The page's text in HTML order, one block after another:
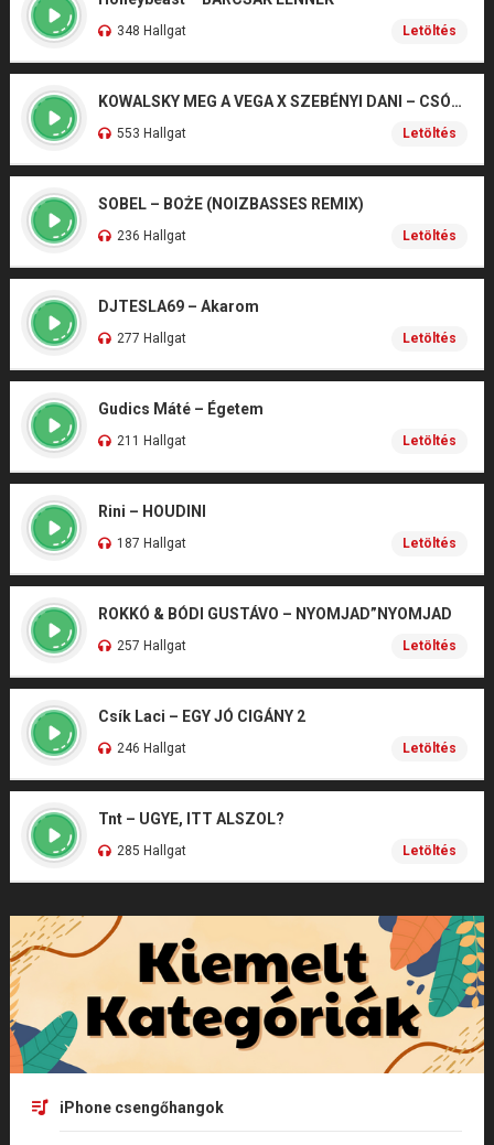
348 Hallgat Letöltés
KOWALSKY MEG A VEGA X SZEBÉNYI DANI – CSÓNAK
553 Hallgat Letöltés
SOBEL – BOŻE (NOIZBASSES REMIX)
236 Hallgat Letöltés
DJTESLA69 – Akarom
277 Hallgat Letöltés
Gudics Máté – Égetem
211 Hallgat Letöltés
Rini – HOUDINI
187 Hallgat Letöltés
ROKKÓ & BÓDI GUSTÁVO – NYOMJAD”NYOMJAD
257 Hallgat Letöltés
Csík Laci – EGY JÓ CIGÁNY 2
246 Hallgat Letöltés
Tnt – UGYE, ITT ALSZOL?
285 Hallgat Letöltés
iPhone csengőhangok